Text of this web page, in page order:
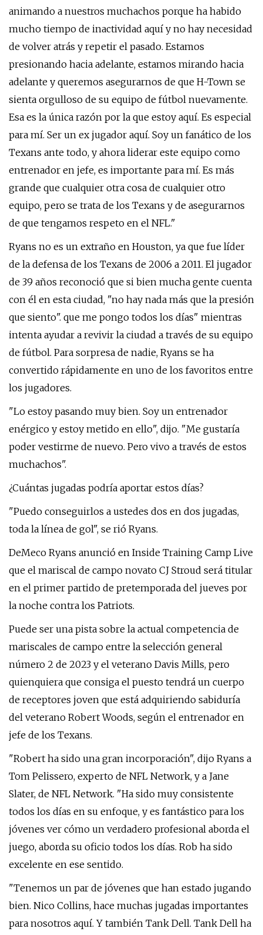
animando a nuestros muchachos porque ha habido
mucho tiempo de inactividad aquí y no hay necesidad
de volver atrás y repetir el pasado. Estamos
presionando hacia adelante, estamos mirando hacia
adelante y queremos asegurarnos de que H-Town se
sienta orgulloso de su equipo de fútbol nuevamente.
Esa es la única razón por la que estoy aquí. Es especial
para mí. Ser un ex jugador aquí. Soy un fanático de los
Texans ante todo, y ahora liderar este equipo como
entrenador en jefe, es importante para mí. Es más
grande que cualquier otra cosa de cualquier otro
equipo, pero se trata de los Texans y de asegurarnos
de que tengamos respeto en el NFL."
Ryans no es un extraño en Houston, ya que fue líder
de la defensa de los Texans de 2006 a 2011. El jugador
de 39 años reconoció que si bien mucha gente cuenta
con él en esta ciudad, "no hay nada más que la presión
que siento". que me pongo todos los días" mientras
intenta ayudar a revivir la ciudad a través de su equipo
de fútbol. Para sorpresa de nadie, Ryans se ha
convertido rápidamente en uno de los favoritos entre
los jugadores.
"Lo estoy pasando muy bien. Soy un entrenador
enérgico y estoy metido en ello", dijo. "Me gustaría
poder vestirme de nuevo. Pero vivo a través de estos
muchachos".
¿Cuántas jugadas podría aportar estos días?
"Puedo conseguirlos a ustedes dos en dos jugadas,
toda la línea de gol", se rió Ryans.
DeMeco Ryans anunció en Inside Training Camp Live
que el mariscal de campo novato CJ Stroud será titular
en el primer partido de pretemporada del jueves por
la noche contra los Patriots.
Puede ser una pista sobre la actual competencia de
mariscales de campo entre la selección general
número 2 de 2023 y el veterano Davis Mills, pero
quienquiera que consiga el puesto tendrá un cuerpo
de receptores joven que está adquiriendo sabiduría
del veterano Robert Woods, según el entrenador en
jefe de los Texans.
"Robert ha sido una gran incorporación", dijo Ryans a
Tom Pelissero, experto de NFL Network, y a Jane
Slater, de NFL Network. "Ha sido muy consistente
todos los días en su enfoque, y es fantástico para los
jóvenes ver cómo un verdadero profesional aborda el
juego, aborda su oficio todos los días. Rob ha sido
excelente en ese sentido.
"Tenemos un par de jóvenes que han estado jugando
bien. Nico Collins, hace muchas jugadas importantes
para nosotros aquí. Y también Tank Dell. Tank Dell ha